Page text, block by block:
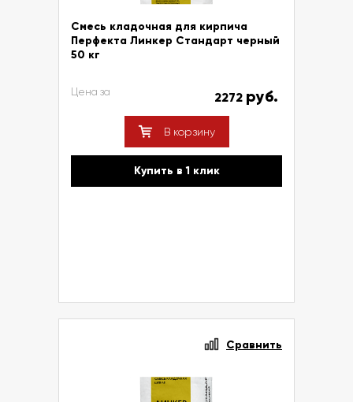
Смесь кладочная для кирпича
Перфекта Линкер Стандарт черный
50 кг
Цена за 2272 руб.
В корзину
Купить в 1 клик
Сравнить